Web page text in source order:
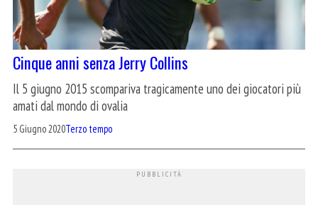
Cinque anni senza Jerry Collins
Il 5 giugno 2015 scompariva tragicamente uno dei giocatori più
amati dal mondo di ovalia
5 Giugno 2020Terzo tempo